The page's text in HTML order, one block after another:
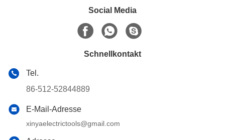
Social Media
Schnellkontakt
Tel.
86-512-52844889
E-Mail-Adresse
xinyaelectrictools@gmail.com